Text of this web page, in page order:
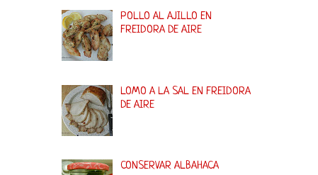
POLLO AL AJILLO EN
FREIDORA DE AIRE
LOMO A LA SAL EN FREIDORA
DE AIRE
CONSERVAR ALBAHACA